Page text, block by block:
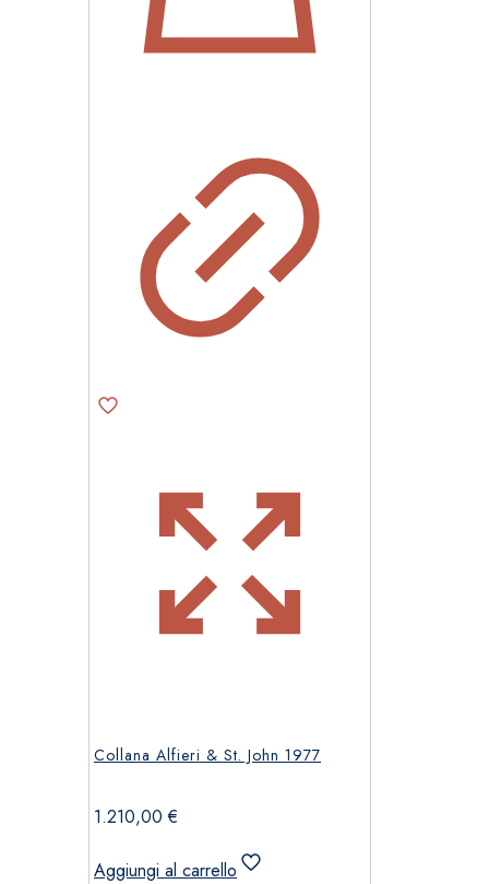
Collana Alfieri & St. John 1977
1.210,00€
Aggiungi al carrello